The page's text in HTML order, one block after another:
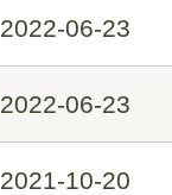
2022-06-23
2022-06-23
2021-10-20